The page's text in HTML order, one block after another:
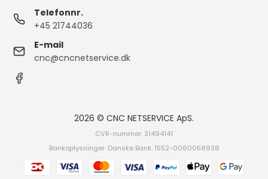
Telefonnr.
+45 21744036
E-mail
cnc@cncnetservice.dk
2026 © CNC NETSERVICE ApS.
CVR-nummer: 31494141
Bankoplysninger: Danske Bank: 1552-0060058938